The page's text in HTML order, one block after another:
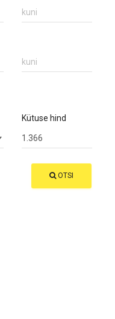
Kütuse hind
OTSI